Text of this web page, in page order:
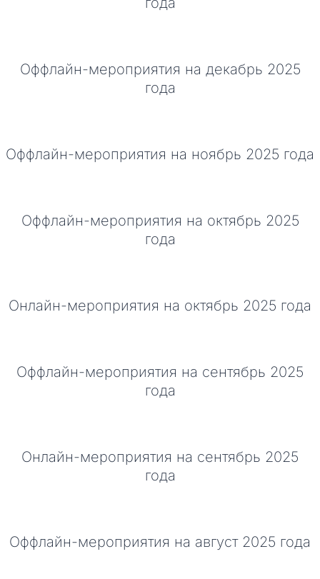
Оффлайн-мероприятия на декабрь 2025
года
Оффлайн-мероприятия на ноябрь 2025 года
Оффлайн-мероприятия на октябрь 2025
года
Онлайн-мероприятия на октябрь 2025 года
Оффлайн-мероприятия на сентябрь 2025
года
Онлайн-мероприятия на сентябрь 2025
года
Оффлайн-мероприятия на август 2025 года